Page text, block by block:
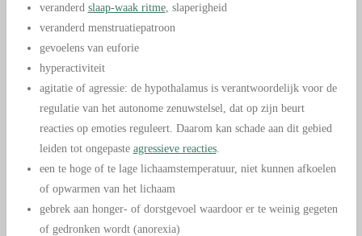
veranderd slaap-waak ritme, slaperigheid
veranderd menstruatiepatroon
gevoelens van euforie
hyperactiviteit
agitatie of agressie: de hypothalamus is verantwoordelijk voor de
regulatie van het autonome zenuwstelsel, dat op zijn beurt
reacties op emoties reguleert. Daarom kan schade aan dit gebied
leiden tot ongepaste agressieve reacties.
een te hoge of te lage lichaamstemperatuur, niet kunnen afkoelen
of opwarmen van het lichaam
gebrek aan honger- of dorstgevoel waardoor er te weinig gegeten
of gedronken wordt (anorexia)